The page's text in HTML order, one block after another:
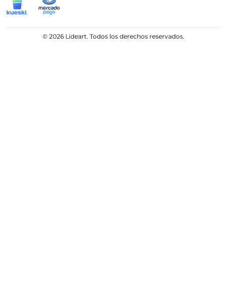
© 2026 Lideart. Todos los derechos reservados.